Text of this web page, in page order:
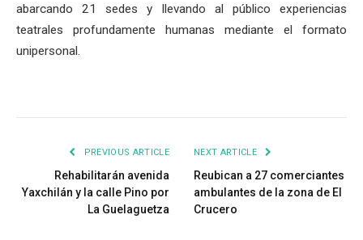
abarcando 21 sedes y llevando al público experiencias
teatrales profundamente humanas mediante el formato
unipersonal.
PREVIOUS ARTICLE
Rehabilitarán avenida
Yaxchilán y la calle Pino por
La Guelaguetza
NEXT ARTICLE
Reubican a 27 comerciantes
ambulantes de la zona de El
Crucero